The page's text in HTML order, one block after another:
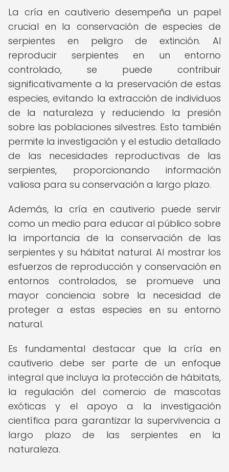
La cría en cautiverio desempeña un papel
crucial en la conservación de especies de
serpientes en peligro de extinción. Al
reproducir serpientes en un entorno
controlado, se puede contribuir
significativamente a la preservación de estas
especies, evitando la extracción de individuos
de la naturaleza y reduciendo la presión
sobre las poblaciones silvestres. Esto también
permite la investigación y el estudio detallado
de las necesidades reproductivas de las
serpientes, proporcionando información
valiosa para su conservación a largo plazo.
Además, la cría en cautiverio puede servir
como un medio para educar al público sobre
la importancia de la conservación de las
serpientes y su hábitat natural. Al mostrar los
esfuerzos de reproducción y conservación en
entornos controlados, se promueve una
mayor conciencia sobre la necesidad de
proteger a estas especies en su entorno
natural.
Es fundamental destacar que la cría en
cautiverio debe ser parte de un enfoque
integral que incluya la protección de hábitats,
la regulación del comercio de mascotas
exóticas y el apoyo a la investigación
científica para garantizar la supervivencia a
largo plazo de las serpientes en la
naturaleza.